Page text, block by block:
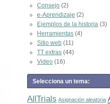
Consejo (2)
e-Aprendizaje (2)
Ejemplos de la historia (3)
Herramientas (4)
Sitio web (11)
TT extras (44)
Video (16)
Selecciona un tema:
AllTrials Asignación aleatoria